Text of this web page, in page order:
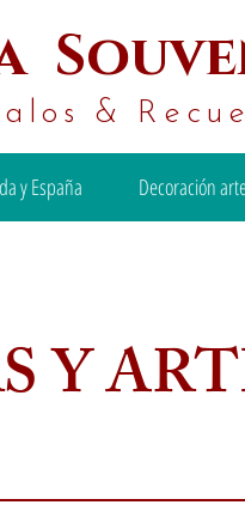
&
y España Decoración
Y